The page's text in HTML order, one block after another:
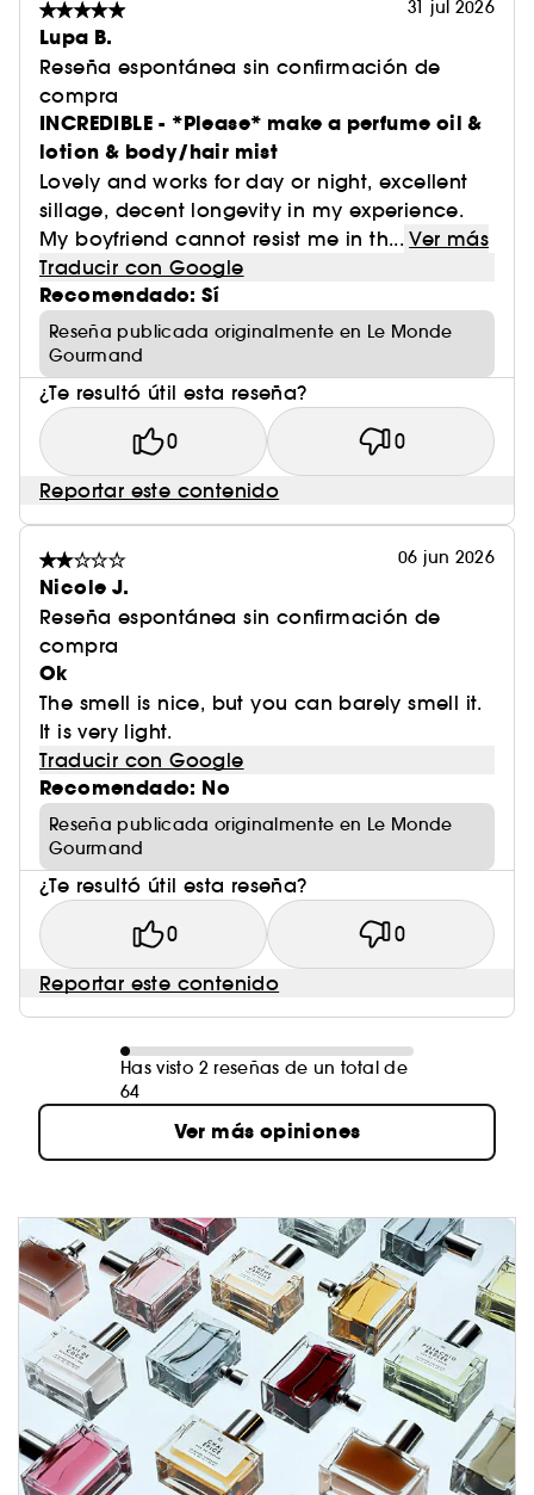
31 jul 2026
Lupa B.
Reseña espontánea sin confirmación de
compra
INCREDIBLE - *Please* make a perfume oil &
lotion & body/hair mist
Lovely and works for day or night, excellent
sillage, decent longevity in my experience.
My boyfriend cannot resist me in th... Ver más
Traducir con Google
Recomendado: Sí
Reseña publicada originalmente en Le Monde
Gourmand
¿Te resultó útil esta reseña?
0 0
Reportar este contenido
06 jun 2026
Nicole J.
Reseña espontánea sin confirmación de
compra
Ok
The smell is nice, but you can barely smell it.
It is very light.
Traducir con Google
Recomendado: No
Reseña publicada originalmente en Le Monde
Gourmand
¿Te resultó útil esta reseña?
0 0
Reportar este contenido
Has visto 2 reseñas de un total de
64
Ver más opiniones